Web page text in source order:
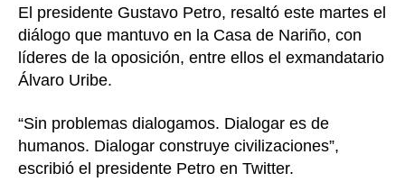
El presidente Gustavo Petro, resaltó este martes el
diálogo que mantuvo en la Casa de Nariño, con
líderes de la oposición, entre ellos el exmandatario
Álvaro Uribe.
“Sin problemas dialogamos. Dialogar es de
humanos. Dialogar construye civilizaciones”,
escribió el presidente Petro en Twitter.